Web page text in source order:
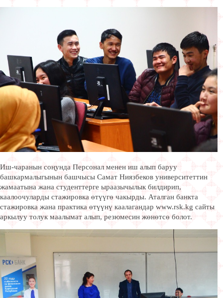
Иш-чаранын соңунда Персонал менен иш алып баруу
башкармалыгынын башчысы Самат Ниязбеков университеттин
жамаатына жана студенттерге ыраазычылык билдирип,
каалоочуларды стажировка өтүүгө чакырды. Аталган банкта
стажировка жана практика өтүүнү каалагандар www.rsk.kg сайты
аркылуу толук маалымат алып, резюмесин жөнөтсө болот.